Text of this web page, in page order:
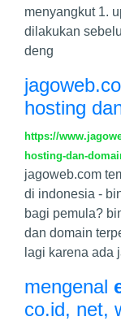
menyangkut 1.
dilakukan
deng
hosting
https://
hosting-dan-
jagoweb.com
di indonesia -
bagi pemula?
dan domain
lagi karena ada
mengenal
co.id, net,